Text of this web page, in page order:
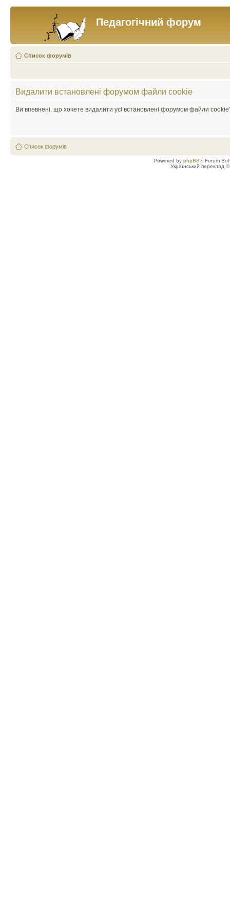
Педагогічний форум
Список форумів
Видалити встановлені форумом файли cookie
Ви впевнені, що хочете видалити усі встановлені форумом файли
Список форумів
Powered by phpBB® Forum
Український переклад